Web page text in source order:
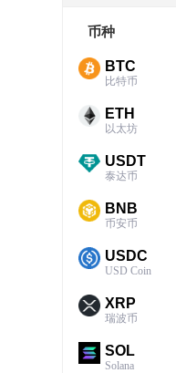
币种
BTC
比特币
ETH
以太坊
USDT
泰达币
BNB
币安币
USDC
USD Coin
XRP
瑞波币
SOL
Solana